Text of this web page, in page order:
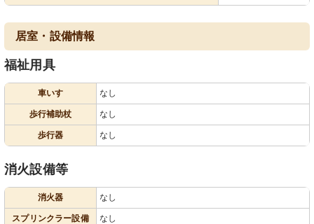
居室・設備情報
福祉用具
車いす なし
歩行補助杖 なし
歩行器 なし
消火設備等
消火器 なし
スプリンクラー設備 なし